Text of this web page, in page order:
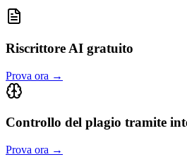
Riscrittore AI gratuito
Prova ora →
Controllo del plagio tramite
Prova ora →